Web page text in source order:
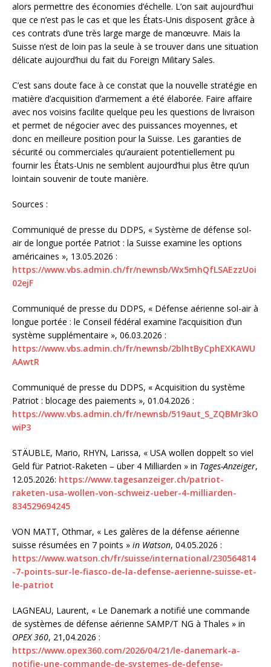
alors permettre des économies d’échelle. L’on sait aujourd’hui
que ce n’est pas le cas et que les États-Unis disposent grâce à
ces contrats d’une très large marge de manœuvre. Mais la
Suisse n’est de loin pas la seule à se trouver dans une situation
délicate aujourd’hui du fait du Foreign Military Sales.
C’est sans doute face à ce constat que la nouvelle stratégie en
matière d’acquisition d’armement a été élaborée. Faire affaire
avec nos voisins facilite quelque peu les questions de livraison
et permet de négocier avec des puissances moyennes, et
donc en meilleure position pour la Suisse. Les garanties de
sécurité ou commerciales qu’auraient potentiellement pu
fournir les États-Unis ne semblent aujourd’hui plus être qu’un
lointain souvenir de toute manière.
Sources :
Communiqué de presse du DDPS, « Système de défense sol-
air de longue portée Patriot : la Suisse examine les options
américaines », 13.05.2026 :
https://www.vbs.admin.ch/fr/newnsb/Wx5mhQfLSAEzzUoi
02ejF
Communiqué de presse du DDPS, « Défense aérienne sol-air à
longue portée : le Conseil fédéral examine l’acquisition d’un
système supplémentaire », 06.03.2026 :
https://www.vbs.admin.ch/fr/newnsb/2blhtByCphEXKAWU
AAwtR
Communiqué de presse du DDPS, « Acquisition du système
Patriot : blocage des paiements », 01.04.2026 :
https://www.vbs.admin.ch/fr/newnsb/519aut_S_ZQBMr3kO
wiP3
STÄUBLE, Mario, RHYN, Larissa, « USA wollen doppelt so viel
Geld für Patriot-Raketen – über 4 Milliarden » in Tages-Anzeiger,
12.05.2026: https://www.tagesanzeiger.ch/patriot-
raketen-usa-wollen-von-schweiz-ueber-4-milliarden-
834529694245
VON MATT, Othmar, « Les galères de la défense aérienne
suisse résumées en 7 points » in Watson, 04.05.2026 :
https://www.watson.ch/fr/suisse/international/230564814
-7-points-sur-le-fiasco-de-la-defense-aerienne-suisse-et-
le-patriot
LAGNEAU, Laurent, « Le Danemark a notifié une commande
de systèmes de défense aérienne SAMP/T NG à Thales » in
OPEX 360, 21,04.2026 :
https://www.opex360.com/2026/04/21/le-danemark-a-
notifie-une-commande-de-systemes-de-defense-